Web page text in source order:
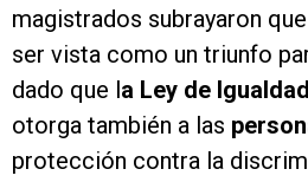
magistrados subrayaron
ser vista como un triunfo
dado que la Ley de
otorga también a las
protección contra la